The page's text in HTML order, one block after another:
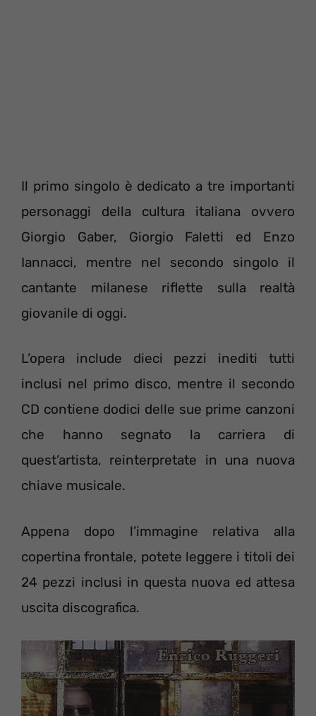
Il primo singolo è dedicato a tre importanti
personaggi della cultura italiana ovvero
Giorgio Gaber, Giorgio Faletti ed Enzo
Iannacci, mentre nel secondo singolo il
cantante milanese riflette sulla realtà
giovanile di oggi.
L’opera include dieci pezzi inediti tutti
inclusi nel primo disco, mentre il secondo
CD contiene dodici delle sue prime canzoni
che hanno segnato la carriera di
quest’artista, reinterpretate in una nuova
chiave musicale.
Appena dopo l’immagine relativa alla
copertina frontale, potete leggere i titoli dei
24 pezzi inclusi in questa nuova ed attesa
uscita discografica.